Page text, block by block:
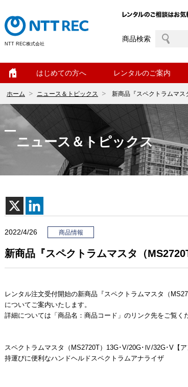
NTT REC株式会社
商品検索
はじめての方へ レンタルのご案内
ホーム ニュース＆トピックス 新商品『スペクトラムマ
ニュース＆トピックス
2022/4/26 商品情報
新商品『スペクトラムマスタ（
レンタル注文受付開始の新商品『スペクトラムマスタ（
についてご案内いたします。
詳細については「商品名：商品コード」のリンク先をご覧く
スペクトラムマスタ（MS2720T）13G･V/20G･Ⅳ/32G･V【ア
持運びに便利なハンドヘルドスペクトラムアナライザ